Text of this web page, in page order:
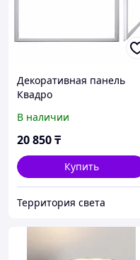
Декоративная панель
Квадро
В наличии
20 850₸
Купить
Территория света